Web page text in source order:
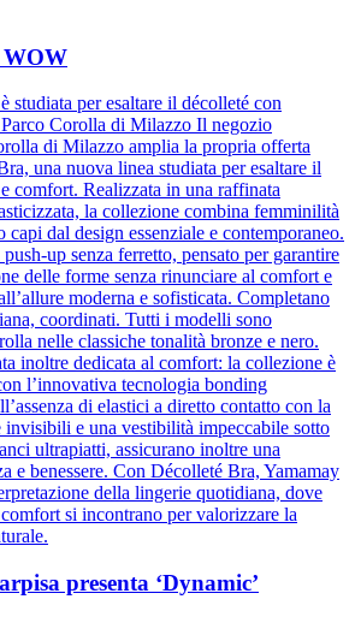
WOW
studiata per esaltare il décolleté con
Corolla di Milazzo Il negozio
di Milazzo amplia la propria offerta
una nuova linea studiata per esaltare il
comfort. Realizzata in una raffinata
la collezione combina femminilità
capi dal design essenziale e contemporaneo.
up senza ferretto, pensato per garantire
delle forme senza rinunciare al comfort e
moderna e sofisticata. Completano
coordinati. Tutti i modelli sono
nelle classiche tonalità bronze e nero.
inoltre dedicata al comfort: la collezione è
l’innovativa tecnologia bonding
di elastici a diretto contatto con la
invisibili e una vestibilità impeccabile sotto
ultrapiatti, assicurano inoltre una
e benessere. Con Décolleté Bra, Yamamay
della lingerie quotidiana, dove
si incontrano per valorizzare la
presenta ‘Dynamic’